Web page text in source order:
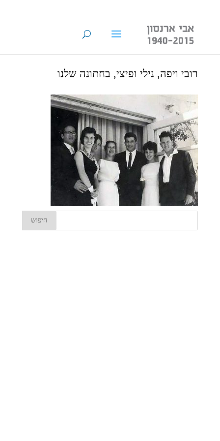
רובי ויפה, נילי ופיצי, בחתונה שלנו